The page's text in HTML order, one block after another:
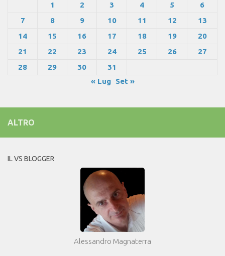
1
2 3 4 5
6
7
8 9 10 11 12
13
14
15 16 17 18 19
20
21
22 23 24 25 26
27
28
29 30
31
« Lug
Set »
ALTRO
IL VS BLOGGER
Alessandro Magnaterra